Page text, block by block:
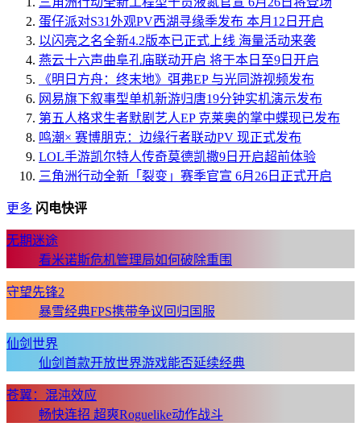
蛋仔派对S31外观PV西湖寻缘季发布 本月12日开启
以闪亮之名全新4.2版本已正式上线 海量活动来袭
燕云十六声曲阜孔庙联动开启 将于本日至9日开启
《明日方舟：终末地》弭弗EP 与光同游视频发布
网易旗下叙事型单机新游归唐19分钟实机演示发布
第五人格求生者默剧艺人EP 克莱奥的掌中蝶现已发布
鸣潮× 赛博朋克：边缘行者联动PV 现正式发布
LOL手游凯尔特人传奇莫德凯撒9日开启超前体验
三角洲行动全新「裂变」赛季官宣 6月26日正式开启
更多 闪电快评
无期迷途
看米诺斯危机管理局如何破除重围
守望先锋2
暴雪经典FPS携带争议回归国服
仙剑世界
仙剑首款开放世界游戏能否延续经典
苍翼：混沌效应
畅快连招 超爽Roguelike动作战斗